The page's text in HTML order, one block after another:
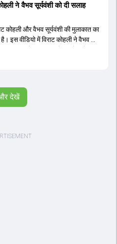
ने वैभव सूर्यवंशी को दी सलाह
कोहली और वैभव सूर्यवंशी की मुलाकात का
इस वीडियो में विराट कोहली ने वैभव को
भारी। बस गेम खत्म।' कोहली ने उन्हें खुद
पर ध्यान न देने की सलाह दी। आईपीएल
रवाना हो गए हैं और अगली वनडे सीरीज में
देखें